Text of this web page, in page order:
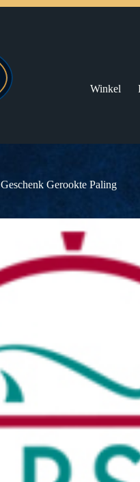
Winkel
Geschenk Gerookte Paling